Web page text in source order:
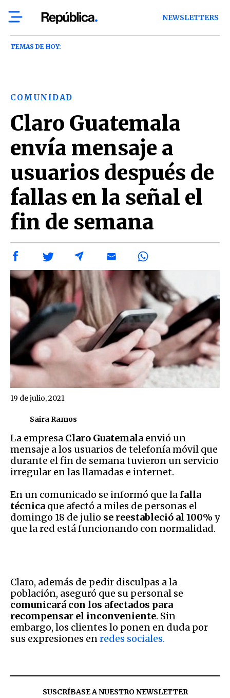
NEWSLETTERS
TEMAS DE HOY:
COMUNIDAD
Claro Guatemala
envía mensaje a
usuarios después de
fallas en la señal el
fin de semana
Saira Ramos
19 de julio, 2021
La empresa Claro Guatemala envió un
mensaje a los usuarios de telefonía móvil que
durante el fin de semana tuvieron un servicio
irregular en las llamadas e internet.
En un comunicado se informó que la falla
técnica que afectó a miles de personas el
domingo 18 de julio se reestableció al 100% y
que la red está funcionando con normalidad.
Claro, además de pedir disculpas a la
población, aseguró que su personal se
comunicará con los afectados para
recompensar el inconveniente. Sin
embargo, los clientes lo ponen en duda por
sus expresiones enredes sociales.
SUSCRÍBASE A NUESTRO NEWSLETTER